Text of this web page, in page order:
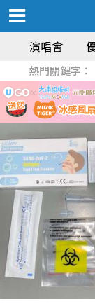
演唱會
熱門關鍵字：